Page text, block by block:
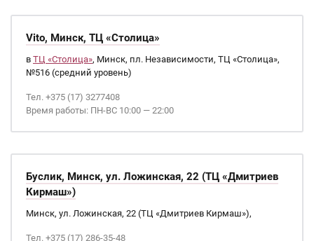
Vito, Минск, ТЦ «Столица»
в ТЦ «Столица», Минск, пл. Независимости, ТЦ «Столица»,
№516 (средний уровень)
Тел. +375 (17) 3277408
Время работы: ПН-ВС 10:00 — 22:00
Буслик, Минск, ул. Ложинская, 22 (ТЦ «Дмитриев
Кирмаш»)
Минск, ул. Ложинская, 22 (ТЦ «Дмитриев Кирмаш»),
Тел. +375 (17) 286-35-48